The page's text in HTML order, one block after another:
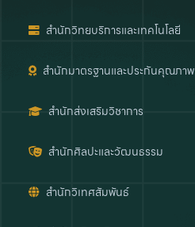
สำนักวิทยบริการและเทคโนโลยี
สำนักมาตรฐานและประกันคุณภาพ
สำนักส่งเสริมวิชาการ
สำนักศิลปะและวัฒนธรรม
สำนักวิเทศสัมพันธ์